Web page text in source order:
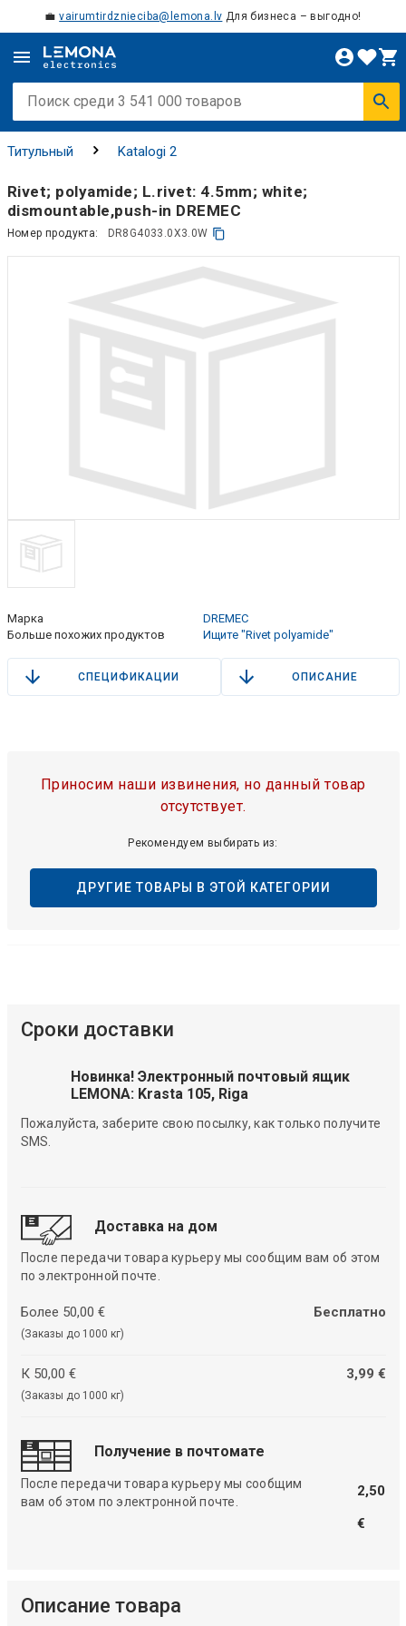
💼vairumtirdznieciba@lemona.lv Для бизнеса – выгодно!
Титульный Katalogi 2
Rivet; polyamide; L.rivet: 4.5mm; white;
dismountable,push-in DREMEC
Номер продукта: DR8G4033.0X3.0W
Марка
DREMEC
Больше похожих продуктов
Ищите "Rivet polyamide"
СПЕЦИФИКАЦИИ ОПИСАНИЕ
Приносим наши извинения, но данный товар
отсутствует.
Рекомендуем выбирать из:
ДРУГИЕ ТОВАРЫ В ЭТОЙ КАТЕГОРИИ
Сроки доставки
Новинка! Электронный почтовый ящик
LEMONA: Krasta 105, Riga
Пожалуйста, заберите свою посылку, как только получите
SMS.
Доставка на дом
После передачи товара курьеру мы сообщим вам об этом
по электронной почте.
Более 50,00 €
(Заказы до 1000 кг)
Бесплатно
К 50,00 €
(Заказы до 1000 кг)
3,99 €
Получение в почтомате
После передачи товара курьеру мы сообщим
вам об этом по электронной почте.
2,50
€
Описание товара